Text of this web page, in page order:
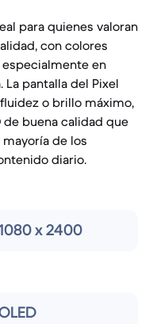
para quienes valoran
con colores
en
pantalla del Pixel
o brillo máximo,
de buena calidad que
de los
diario.
x 2400